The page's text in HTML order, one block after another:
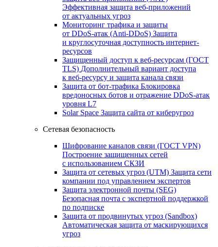
Эффективная защита веб-приложений
от актуальных угроз
Мониторинг трафика и защиты
от DDoS‑атак (Anti‑DDoS) Защита
и круглосуточная доступность интернет-
ресурсов
Защищенный доступ к веб-ресурсам (ГОСТ
TLS) Дополнительный вариант доступа
к веб‑ресурсу и защита канала связи
Защита от бот‑трафика Блокировка
вредоносных ботов и отражение DDoS‑атак
уровня L7
Solar Space Защита сайта от киберугроз
Сетевая безопасность
Шифрование каналов связи (ГОСТ VPN)
Построение защищенных сетей
с использованием СКЗИ
Защита от сетевых угроз (UTM) Защита сети
компании под управлением экспертов
Защита электронной почты (SEG)
Безопасная почта с экспертной поддержкой
по подписке
Защита от продвинутых угроз (Sandbox)
Автоматическая защита от маскирующихся
угроз